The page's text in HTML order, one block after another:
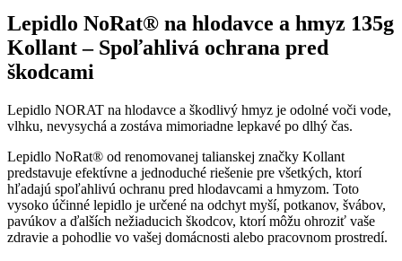
Lepidlo NoRat® na hlodavce a hmyz 135g
Kollant – Spoľahlivá ochrana pred
škodcami
Lepidlo NORAT na hlodavce a škodlivý hmyz je odolné voči vode,
vlhku, nevysychá a zostáva mimoriadne lepkavé po dlhý čas.
Lepidlo NoRat® od renomovanej talianskej značky Kollant
predstavuje efektívne a jednoduché riešenie pre všetkých, ktorí
hľadajú spoľahlivú ochranu pred hlodavcami a hmyzom. Toto
vysoko účinné lepidlo je určené na odchyt myší, potkanov, švábov,
pavúkov a ďalších nežiaducich škodcov, ktorí môžu ohroziť vaše
zdravie a pohodlie vo vašej domácnosti alebo pracovnom prostredí.